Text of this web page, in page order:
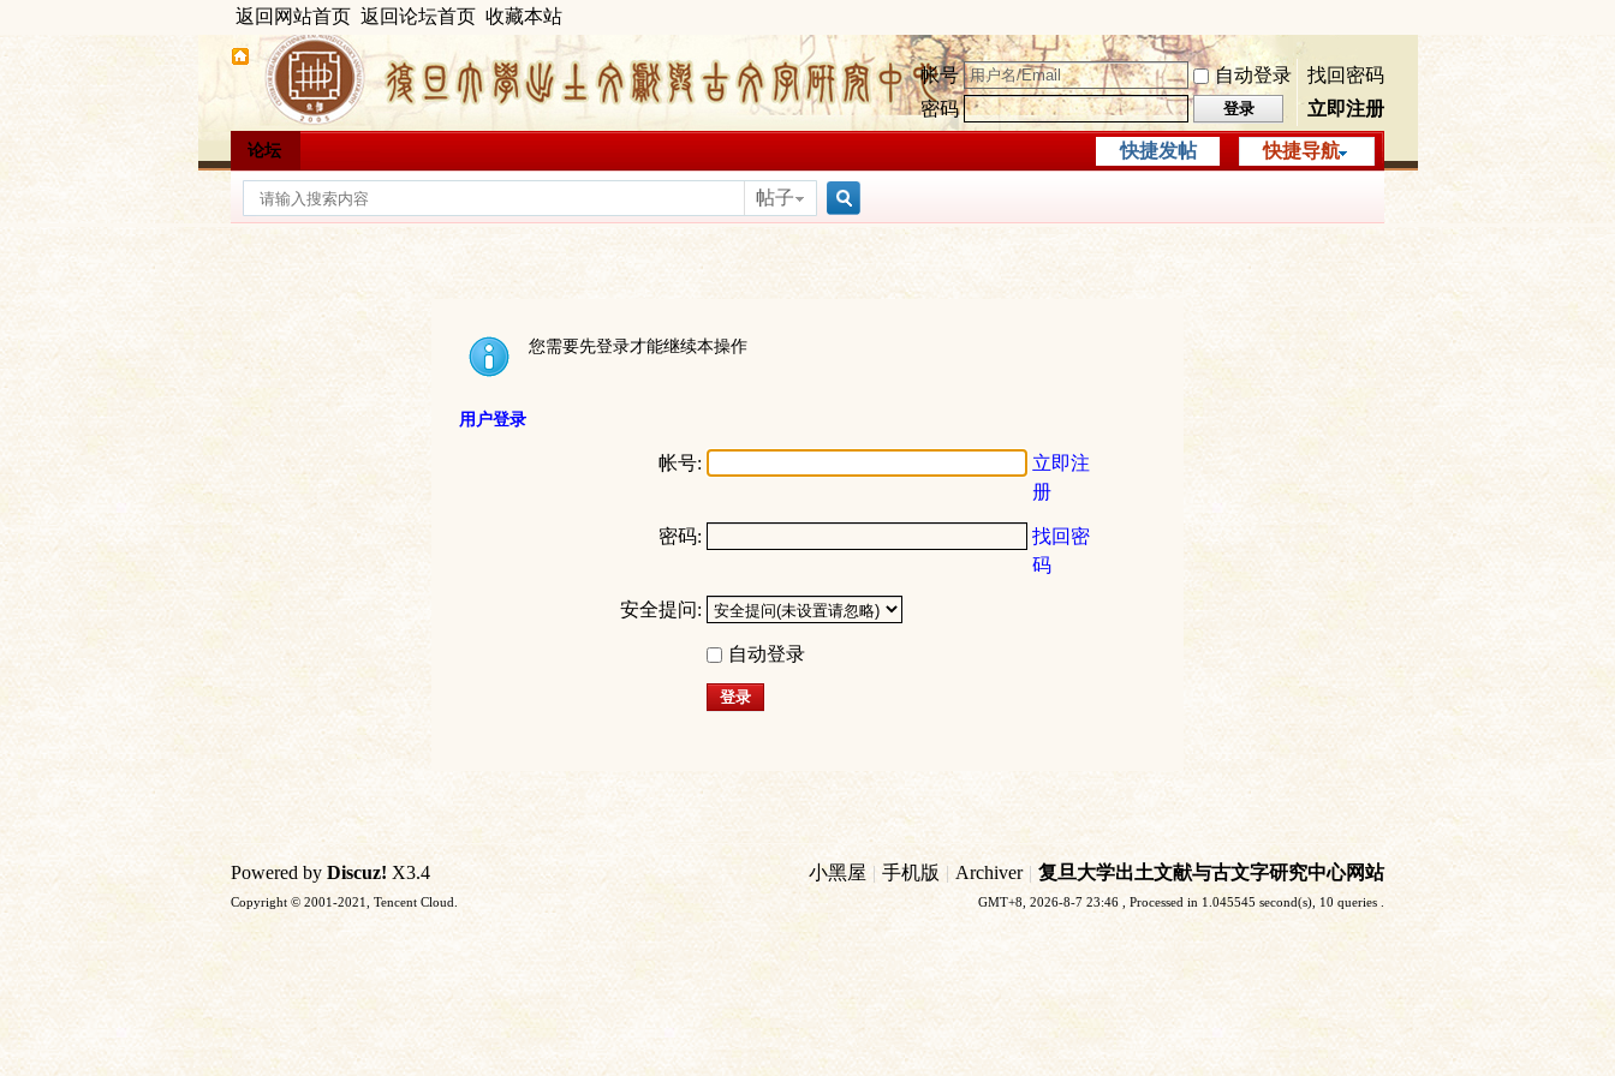
返回网站首页 返回论坛首页 收藏本站
帐号 自动登录
找回密码
密码
登录 立即注册
快捷导航
论坛 快捷发帖
帖子
您需要先登录才能继续本操作
用户登录
帐号:
立即注
册
密码:
找回密
码
安全提问:
自动登录
登录
小黑屋 | 手机版 | Archiver | 复旦大学出土文献与古文字研究中心网站
GMT+8, 2026-8-7 23:46 , Processed in 1.045545 second(s), 10 queries .
Powered by Discuz! X3.4
Copyright © 2001-2021, Tencent Cloud.